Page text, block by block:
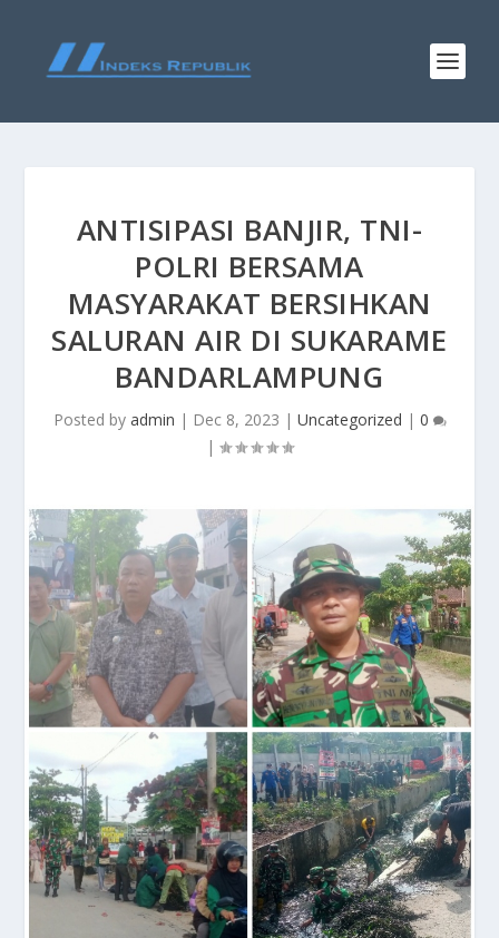
ANTISIPASI BANJIR, TNI-
POLRI BERSAMA
MASYARAKAT BERSIHKAN
SALURAN AIR DI SUKARAME
BANDARLAMPUNG
Posted by admin | Dec 8, 2023 | Uncategorized | 0
|